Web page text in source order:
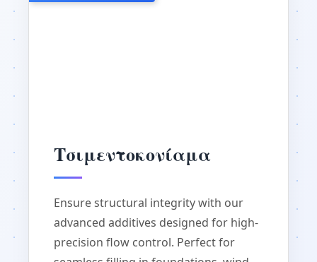
Τσιμεντοκονίαμα
Ensure structural integrity with our
advanced additives designed for high-
precision flow control. Perfect for